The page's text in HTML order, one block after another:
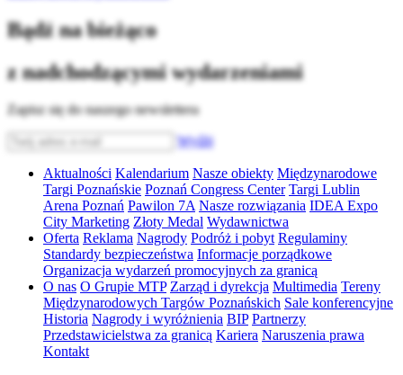
Bądź na bieżąco
z nadchodzącymi wydarzeniami
Zapisz się do naszego newslettera
Wyślij
Aktualności Kalendarium Nasze obiekty Międzynarodowe
Targi Poznańskie Poznań Congress Center Targi Lublin
Arena Poznań Pawilon 7A Nasze rozwiązania IDEA Expo
City Marketing Złoty Medal Wydawnictwa
Oferta Reklama Nagrody Podróż i pobyt Regulaminy
Standardy bezpieczeństwa Informacje porządkowe
Organizacja wydarzeń promocyjnych za granicą
O nas O Grupie MTP Zarząd i dyrekcja Multimedia Tereny
Międzynarodowych Targów Poznańskich Sale konferencyjne
Historia Nagrody i wyróżnienia BIP Partnerzy
Przedstawicielstwa za granicą Kariera Naruszenia prawa
Kontakt